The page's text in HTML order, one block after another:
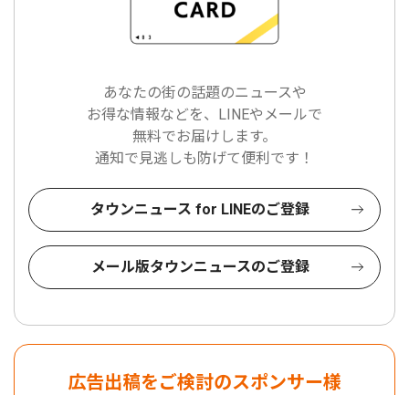
あなたの街の話題のニュースや
お得な情報などを、LINEやメールで
無料でお届けします。
通知で見逃しも防げて便利です！
タウンニュース for LINEのご登録
メール版タウンニュースのご登録
広告出稿をご検討のスポンサー様